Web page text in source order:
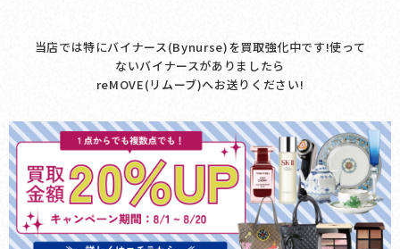
当店では特にバイナース(Bynurse)を買取強化中です!使って
ないバイナースがありましたら
reMOVE(リムーブ)へお送りください!